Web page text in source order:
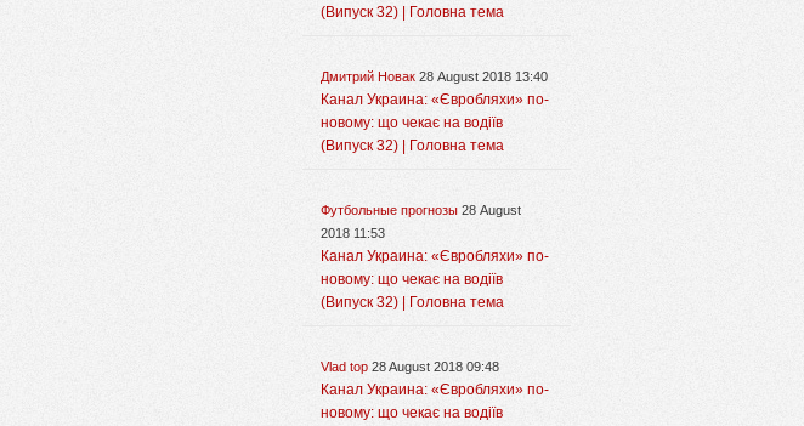
(Випуск 32) | Головна тема
Дмитрий Новак 28 August 2018 13:40
Канал Украина: «Євробляхи» по-
новому: що чекає на водіїв
(Випуск 32) | Головна тема
Футбольные прогнозы 28 August
2018 11:53
Канал Украина: «Євробляхи» по-
новому: що чекає на водіїв
(Випуск 32) | Головна тема
Vlad top 28 August 2018 09:48
Канал Украина: «Євробляхи» по-
новому: що чекає на водіїв